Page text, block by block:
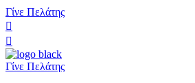
Γίνε Πελάτης
Γίνε Πελάτης